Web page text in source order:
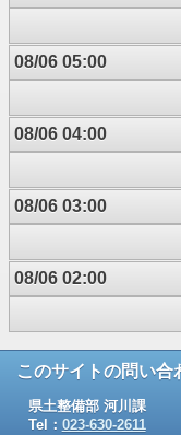
08/06 05:00
08/06 04:00
08/06 03:00
08/06 02:00
このサイトの問い合
県土整備部 河川課
Tel： 023-630-2611